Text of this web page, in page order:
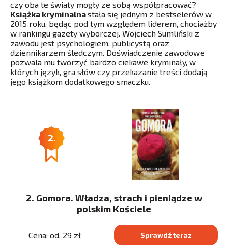
czy oba te światy mogły ze sobą współpracować?
Książka kryminalnastała się jednym z bestselerów w
2015 roku, będąc pod tym względem liderem, chociażby
w rankingu gazety wyborczej. Wojciech Sumliński z
zawodu jest psychologiem, publicystą oraz
dziennikarzem śledczym. Doświadczenie zawodowe
pozwala mu tworzyć bardzo ciekawe kryminały, w
których język, gra słów czy przekazanie treści dodają
jego książkom dodatkowego smaczku.
2.
2. Gomora. Władza, strach i pieniądze w
polskim Kościele
Cena: od. 29 zł Sprawdź teraz